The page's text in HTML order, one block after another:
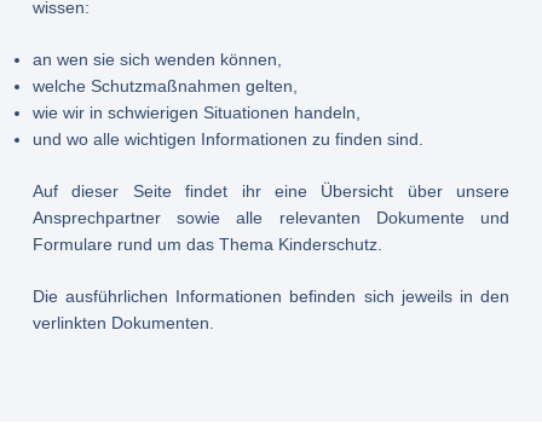
wissen:
an wen sie sich wenden können,
welche Schutzmaßnahmen gelten,
wie wir in schwierigen Situationen handeln,
und wo alle wichtigen Informationen zu finden sind.
Auf dieser Seite findet ihr eine Übersicht über unsere
Ansprechpartner sowie alle relevanten Dokumente und
Formulare rund um das Thema Kinderschutz.
Die ausführlichen Informationen befinden sich jeweils in den
verlinkten Dokumenten.